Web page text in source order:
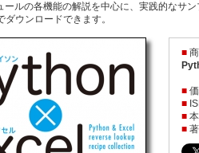
ールの各機能の解説を中心に、実践的なサ
ウンロードできます。
■商
■価
■
■本
■著